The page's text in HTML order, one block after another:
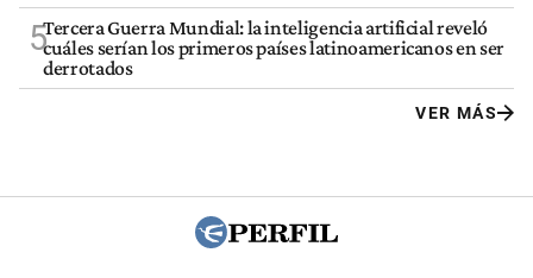
5Tercera Guerra Mundial: la inteligencia artificial reveló
cuáles serían los primeros países latinoamericanos en ser
derrotados
VER MÁS